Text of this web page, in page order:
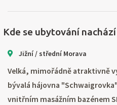
Kde se ubytování nachází
Jižní / střední Morava
Velká, mimořádně atraktivně
bývalá hájovna
vnitřním masážním bazénem